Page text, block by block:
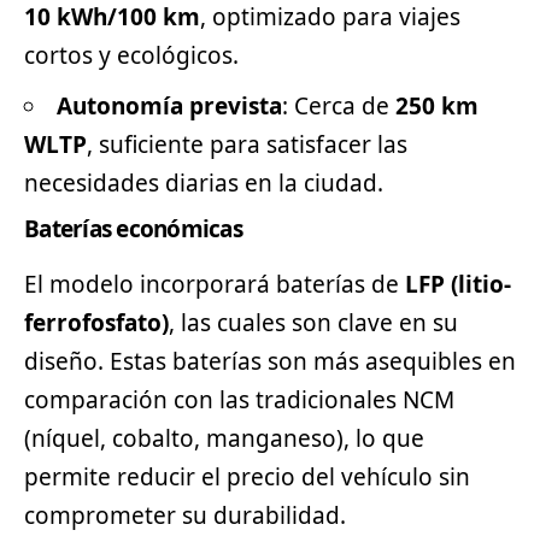
10 kWh/100 km, optimizado para viajes
cortos y ecológicos.
Autonomía prevista: Cerca de 250 km
WLTP, suficiente para satisfacer las
necesidades diarias en la ciudad.
Baterías económicas
El modelo incorporará baterías de LFP (litio-
ferrofosfato), las cuales son clave en su
diseño. Estas baterías son más asequibles en
comparación con las tradicionales NCM
(níquel, cobalto, manganeso), lo que
permite reducir el precio del vehículo sin
comprometer su durabilidad.